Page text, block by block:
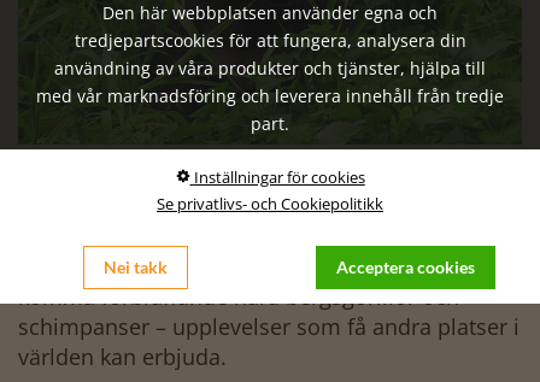
Uganda – en oslipad juvel
och har runt 35 miljoner invånare. Här kan du
komma förbluffande nära bergsgorillor och
schimpanser – upplevelser som få andra platser i
världen kan erbjuda.
Den här webbplatsen använder egna och
tredjepartscookies för att fungera, analysera din
användning av våra produkter och tjänster, hjälpa till
med vår marknadsföring och leverera innehåll från tredje
part.
Inställningar för cookies
Se privatlivs- och Cookiepolitikk
Nei takk Acceptera cookies